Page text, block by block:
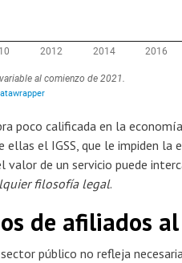
poco calificada en la
el IGSS, que le impiden la
de un servicio puede
filosofía legal.
de afiliados al
público no refleja